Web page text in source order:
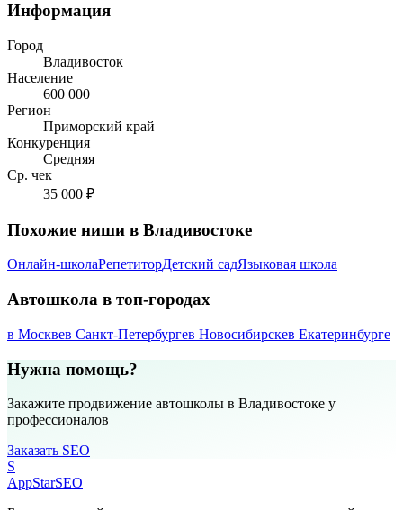
Информация
Город
Владивосток
Население
600 000
Регион
Приморский край
Конкуренция
Средняя
Ср. чек
35 000 ₽
Похожие ниши в Владивостоке
Онлайн-школаРепетиторДетский садЯзыковая школа
Автошкола в топ-городах
в Москвев Санкт-Петербургев Новосибирскев Екатеринбурге
Нужна помощь?
Закажите продвижение автошколы в Владивостоке у
профессионалов
Заказать SEO
S
AppStarSEO